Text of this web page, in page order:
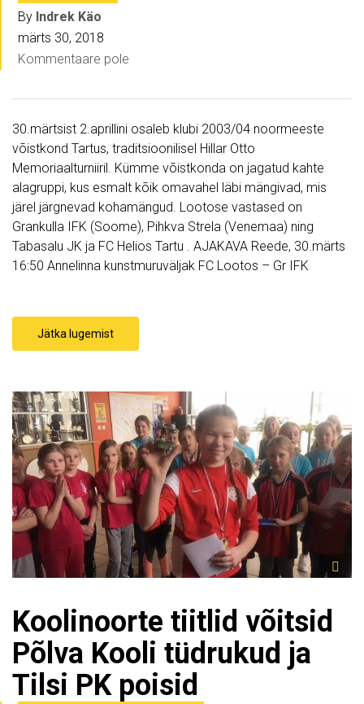
By Indrek Käo
märts 30, 2018
Kommentaare pole
30.märtsist 2.aprillini osaleb klubi 2003/04 noormeeste
võistkond Tartus, traditsioonilisel Hillar Otto
Memoriaalturniiril. Kümme võistkonda on jagatud kahte
alagruppi, kus esmalt kõik omavahel läbi mängivad, mis
järel järgnevad kohamängud. Lootose vastased on
Grankulla IFK (Soome), Pihkva Strela (Venemaa) ning
Tabasalu JK ja FC Helios Tartu . AJAKAVA Reede, 30.märts
16:50 Annelinna kunstmuruväljak FC Lootos – Gr IFK
Jätka lugemist
Koolinoorte tiitlid võitsid
Põlva Kooli tüdrukud ja
Tilsi PK poisid